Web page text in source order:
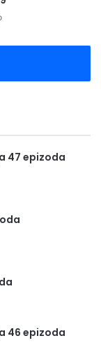
47 epizoda
46 epizoda